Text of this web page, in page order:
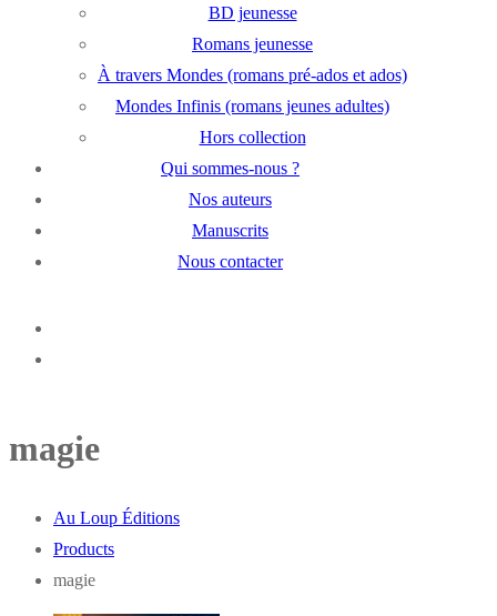
BD jeunesse
Romans jeunesse
À travers Mondes (romans pré-ados et ados)
Mondes Infinis (romans jeunes adultes)
Hors collection
Qui sommes-nous ?
Nos auteurs
Manuscrits
Nous contacter
magie
Au Loup Éditions
Products
magie